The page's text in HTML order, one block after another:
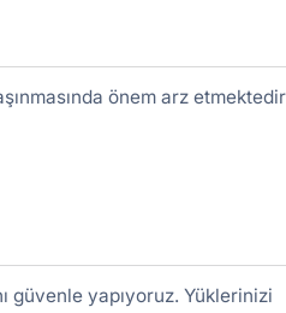
önem arz
güvenle yapıyoruz. Yüklerinizi